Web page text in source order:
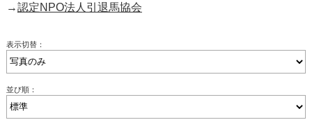
→認定NPO法人引退馬協会
表示切替：
並び順：